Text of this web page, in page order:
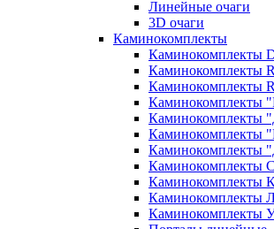
Линейные очаги
3D очаги
Каминокомплекты
Каминокомплекты
Каминокомплекты
Каминокомплекты
Каминокомплекты
Каминокомплекты
Каминокомплекты
Каминокомплекты
Каминокомплекты
Каминокомплекты
Каминокомплекты
Каминокомплекты